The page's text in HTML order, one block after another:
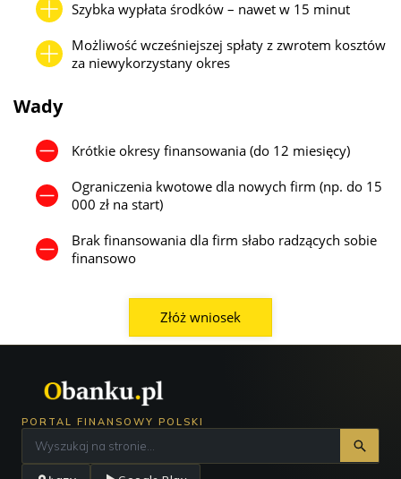
Szybka wypłata środków – nawet w 15 minut
Możliwość wcześniejszej spłaty z zwrotem kosztów
za niewykorzystany okres
Wady
Krótkie okresy finansowania (do 12 miesięcy)
Ograniczenia kwotowe dla nowych firm (np. do 15
000 zł na start)
Brak finansowania dla firm słabo radzących sobie
finansowo
Złóż wniosek
PORTAL FINANSOWY POLSKI